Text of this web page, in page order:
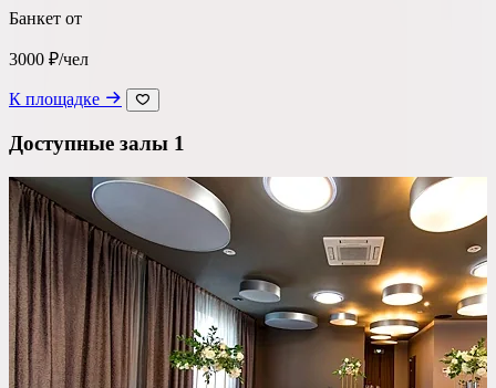
Тип площадки
Лофт
Веранда / Шатер
Вместимость
до 150 чел
Бюджет на персону
Банкет от
3000 ₽/чел
К площадке
Доступные залы 1